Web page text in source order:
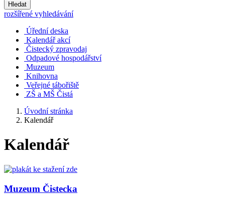
Hledat
rozšířené vyhledávání
Úřední deska
Kalendář akcí
Čistecký zpravodaj
Odpadové hospodářství
Muzeum
Knihovna
Veřejné tábořiště
ZŠ a MŠ Čistá
Úvodní stránka
Kalendář
Kalendář
Muzeum Čistecka